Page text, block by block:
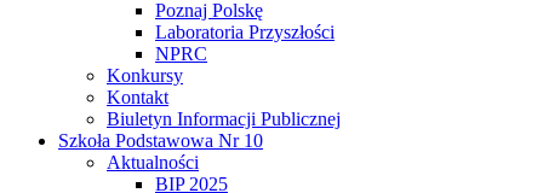
Poznaj Polskę
Laboratoria Przyszłości
NPRC
Konkursy
Kontakt
Biuletyn Informacji Publicznej
Szkoła Podstawowa Nr 10
Aktualności
BIP 2025